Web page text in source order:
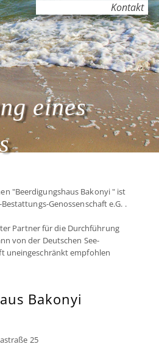
Kontakt
eines
"Beerdigungshaus Bakonyi " ist
Genossenschaft e.G. .
Partner für die Durchführung
von der Deutschen See-
uneingeschränkt empfohlen
Bakonyi
25